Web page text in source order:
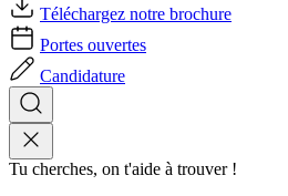
Téléchargez notre brochure
Portes ouvertes
Candidature
Tu cherches, on t'aide à trouver !